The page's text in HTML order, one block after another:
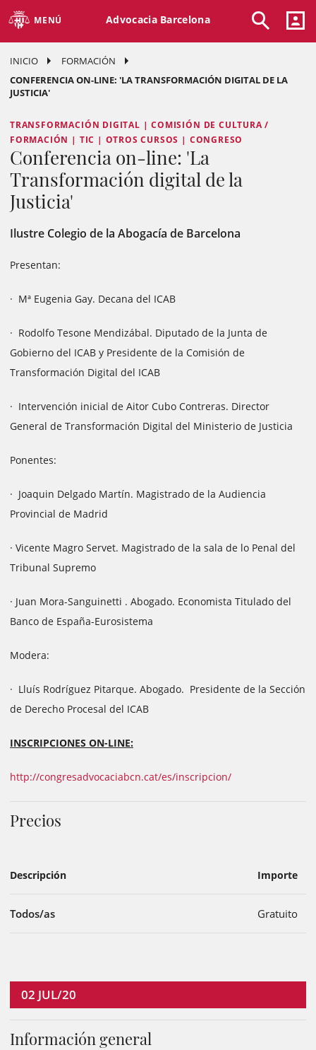
MENÚ Advocacia Barcelona
INICIO
FORMACIÓN
CONFERENCIA ON-LINE: 'LA TRANSFORMACIÓN DIGITAL DE LA
JUSTICIA'
TRANSFORMACIÓN DIGITAL | COMISIÓN DE CULTURA /
FORMACIÓN | TIC | OTROS CURSOS | CONGRESO
Conferencia on-line: 'La
Transformación digital de la
Justicia'
Ilustre Colegio de la Abogacía de Barcelona
Presentan:
· Mª Eugenia Gay. Decana del ICAB
· Rodolfo Tesone Mendizábal. Diputado de la Junta de
Gobierno del ICAB y Presidente de la Comisión de
Transformación Digital del ICAB
· Intervención inicial de Aitor Cubo Contreras. Director
General de Transformación Digital del Ministerio de Justicia
Ponentes:
· Joaquin Delgado Martín. Magistrado de la Audiencia
Provincial de Madrid
· Vicente Magro Servet. Magistrado de la sala de lo Penal del
Tribunal Supremo
· Juan Mora-Sanguinetti . Abogado. Economista Titulado del
Banco de España-Eurosistema
Modera:
· Lluís Rodríguez Pitarque. Abogado. Presidente de la Sección
de Derecho Procesal del ICAB
INSCRIPCIONES ON-LINE:
http://congresadvocaciabcn.cat/es/inscripcion/
Precios
Descripción Importe
Todos/as Gratuito
02 JUL/20
Información general